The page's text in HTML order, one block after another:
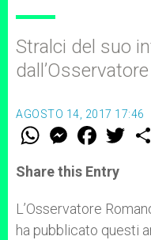
Stralci del suo
AGOSTO 14, 2017 17:46
W
t
s
p
p
M
e
s
e
g
e
r
F
a
e
b
o
k
w
r
Share this Entry
L’Osservatore
ha pubblicato questi